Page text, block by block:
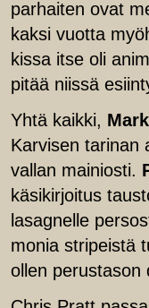
parhaiten ovat
kaksi vuotta
kissa itse oli
pitää niissä
Yhtä kaikki,
Karvisen tarinan
vallan mainiosti.
käsikirjoitus
lasagnelle
monia stripeistä
ollen perustason